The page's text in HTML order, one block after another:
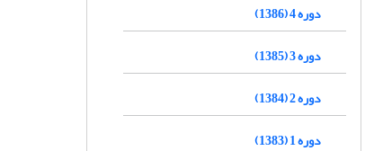
دوره 4 (1386)
دوره 3 (1385)
دوره 2 (1384)
دوره 1 (1383)